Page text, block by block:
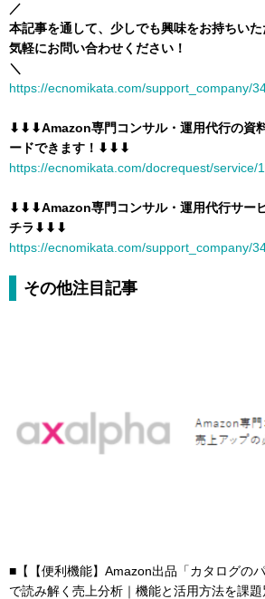
／
本記事を通して、少しでも興味をお持ちい
気軽にお問い合わせください！
＼
https://ecnomikata.com/support_company/
⬇︎⬇︎⬇︎Amazon専門コンサル・運用代行の資
ードできます！⬇︎⬇︎⬇︎
https://ecnomikata.com/docrequest/service/
⬇︎⬇︎⬇︎Amazon専門コンサル・運用代行サー
チラ⬇︎⬇︎⬇︎
https://ecnomikata.com/support_company/
その他注目記事
■【【便利機能】Amazon出品「カタログの
で読み解く売上分析｜機能と活用方法を課題